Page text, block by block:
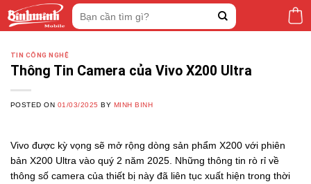
Tìm
kiếm:
TIN CÔNG NGHỆ
Thông Tin Camera của Vivo X200 Ultra
POSTED ON 01/03/2025 BY MINH BINH
Vivo được kỳ vọng sẽ mở rộng dòng sản phẩm X200 với phiên
bản X200 Ultra vào quý 2 năm 2025. Những thông tin rò rỉ về
thông số camera của thiết bị này đã liên tục xuất hiện trong thời